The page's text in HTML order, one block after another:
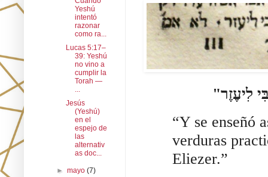
“Y se enseñó
verduras
Eliezer.”
Yeshú
intentó
razonar
como ra...
Lucas 5:17–
39: Yeshú
no vino a
cumplir la
Torah —
...
Jesús
(Yeshú)
en el
espejo de
las
alternativ
as doc...
►mayo(7)